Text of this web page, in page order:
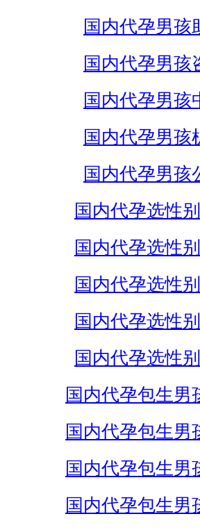
国内代孕男孩
国内代孕男孩
国内代孕男孩
国内代孕男孩
国内代孕男孩
国内代孕选性
国内代孕选性
国内代孕选性
国内代孕选性
国内代孕选性
国内代孕包生男
国内代孕包生男
国内代孕包生男
国内代孕包生男